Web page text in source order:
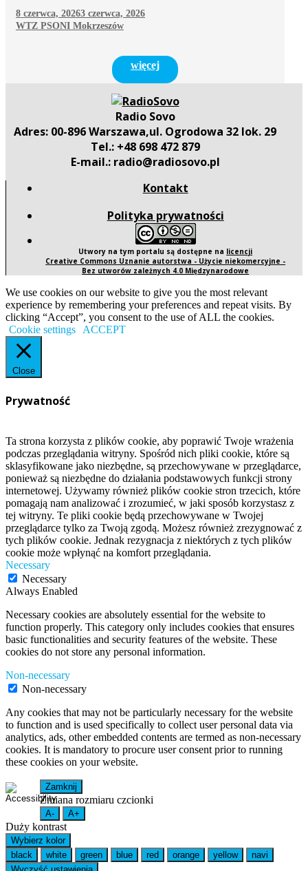
8 czerwca, 20263 czerwca, 2026
WTZ PSONI Mokrzeszów
więcej
Radio Sovo
Adres: 00-896 Warszawa,ul. Ogrodowa 32 lok. 29
Tel.: +48 698 472 879
E-mail.: radio@radiosovo.pl
Kontakt
Polityka prywatności
Utwory na tym portalu są dostępne na licencji
Creative Commons Uznanie autorstwa - Użycie niekomercyjne -
Bez utworów zależnych 4.0 Międzynarodowe
We use cookies on our website to give you the most relevant
experience by remembering your preferences and repeat visits. By
clicking “Accept”, you consent to the use of ALL the cookies.
Cookie settings
ACCEPT
Close
Prywatność
Ta strona korzysta z plików cookie, aby poprawić Twoje wrażenia
podczas przeglądania witryny. Spośród nich pliki cookie, które są
sklasyfikowane jako niezbędne, są przechowywane w przeglądarce,
ponieważ są niezbędne do działania podstawowych funkcji strony
internetowej. Używamy również plików cookie stron trzecich, które
pomagają nam analizować i zrozumieć, w jaki sposób korzystasz z
tej witryny. Te pliki cookie będą przechowywane w Twojej
przeglądarce tylko za Twoją zgodą. Możesz również zrezygnować z
tych plików cookie. Jednak rezygnacja z niektórych z tych plików
cookie może wpłynąć na komfort przeglądania.
Necessary
Necessary
Always Enabled
Necessary cookies are absolutely essential for the website to
function properly. This category only includes cookies that ensures
basic functionalities and security features of the website. These
cookies do not store any personal information.
Non-necessary
Non-necessary
Any cookies that may not be particularly necessary for the website
to function and is used specifically to collect user personal data via
analytics, ads, other embedded contents are termed as non-necessary
cookies. It is mandatory to procure user consent prior to running
these cookies on your website.
Zamknij
Zmiana rozmiaru czcionki
A- A+
Duży kontrast
Wybierz kolor
black
white green blue red orange yellow
navi